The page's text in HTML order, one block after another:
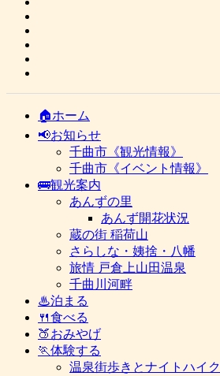
🏠ホーム
📢お知らせ
千曲市《観光情報》
千曲市《イベント情報》
🚌観光案内
あんずの里
あんず開花状況
蔵の街 稲荷山
さらしな・姨捨・八幡
旅情 戸倉上山田温泉
千曲川河畔
♨泊まる
🍴食べる
🍑おみやげ
🏃体験する
温泉街歩きとナイトハイク